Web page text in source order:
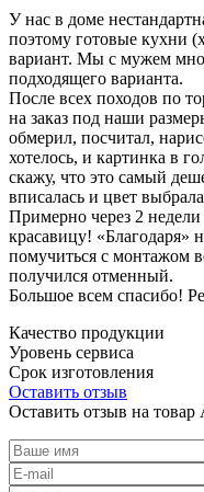
У нас в доме
поэтому готовые кухни
вариант. Мы с мужем
подходящего варианта.
После всех походов по
на заказ под наши
обмерил, посчитал,
хотелось, и картинка в
скажу, что это самый
вписалась и цвет
Примерно через 2
красавицу!
помучиться с монтажом
получился отменный.
Большое всем спасибо!
Качество продукции
Уровень сервиса
Срок изготовления
Оставить отзыв
Оставить отзыв на товар